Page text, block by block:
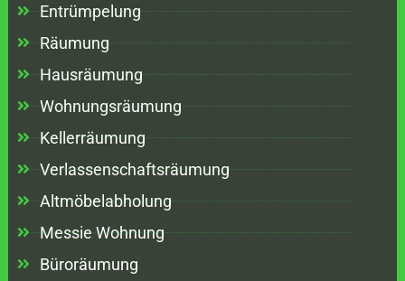
Entrümpelung
Räumung
Hausräumung
Wohnungsräumung
Kellerräumung
Verlassenschaftsräumung
Altmöbelabholung
Messie Wohnung
Büroräumung